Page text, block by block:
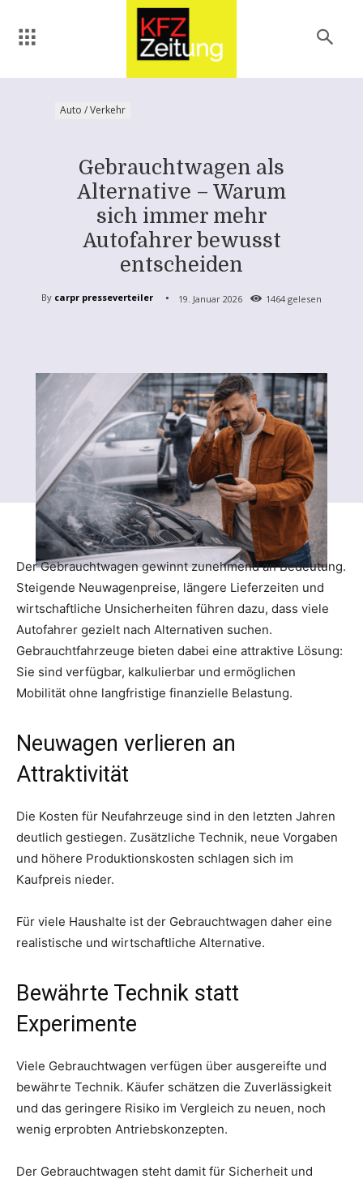
Auto / Verkehr
Gebrauchtwagen als
Alternative – Warum
sich immer mehr
Autofahrer bewusst
entscheiden
By carpr presseverteiler 19. Januar 2026 1464 gelesen
Der Gebrauchtwagen gewinnt zunehmend an Bedeutung.
Steigende Neuwagenpreise, längere Lieferzeiten und
wirtschaftliche Unsicherheiten führen dazu, dass viele
Autofahrer gezielt nach Alternativen suchen.
Gebrauchtfahrzeuge bieten dabei eine attraktive Lösung:
Sie sind verfügbar, kalkulierbar und ermöglichen
Mobilität ohne langfristige finanzielle Belastung.
Neuwagen verlieren an
Attraktivität
Die Kosten für Neufahrzeuge sind in den letzten Jahren
deutlich gestiegen. Zusätzliche Technik, neue Vorgaben
und höhere Produktionskosten schlagen sich im
Kaufpreis nieder.
Für viele Haushalte ist der Gebrauchtwagen daher eine
realistische und wirtschaftliche Alternative.
Bewährte Technik statt
Experimente
Viele Gebrauchtwagen verfügen über ausgereifte und
bewährte Technik. Käufer schätzen die Zuverlässigkeit
und das geringere Risiko im Vergleich zu neuen, noch
wenig erprobten Antriebskonzepten.
Der Gebrauchtwagen steht damit für Sicherheit und